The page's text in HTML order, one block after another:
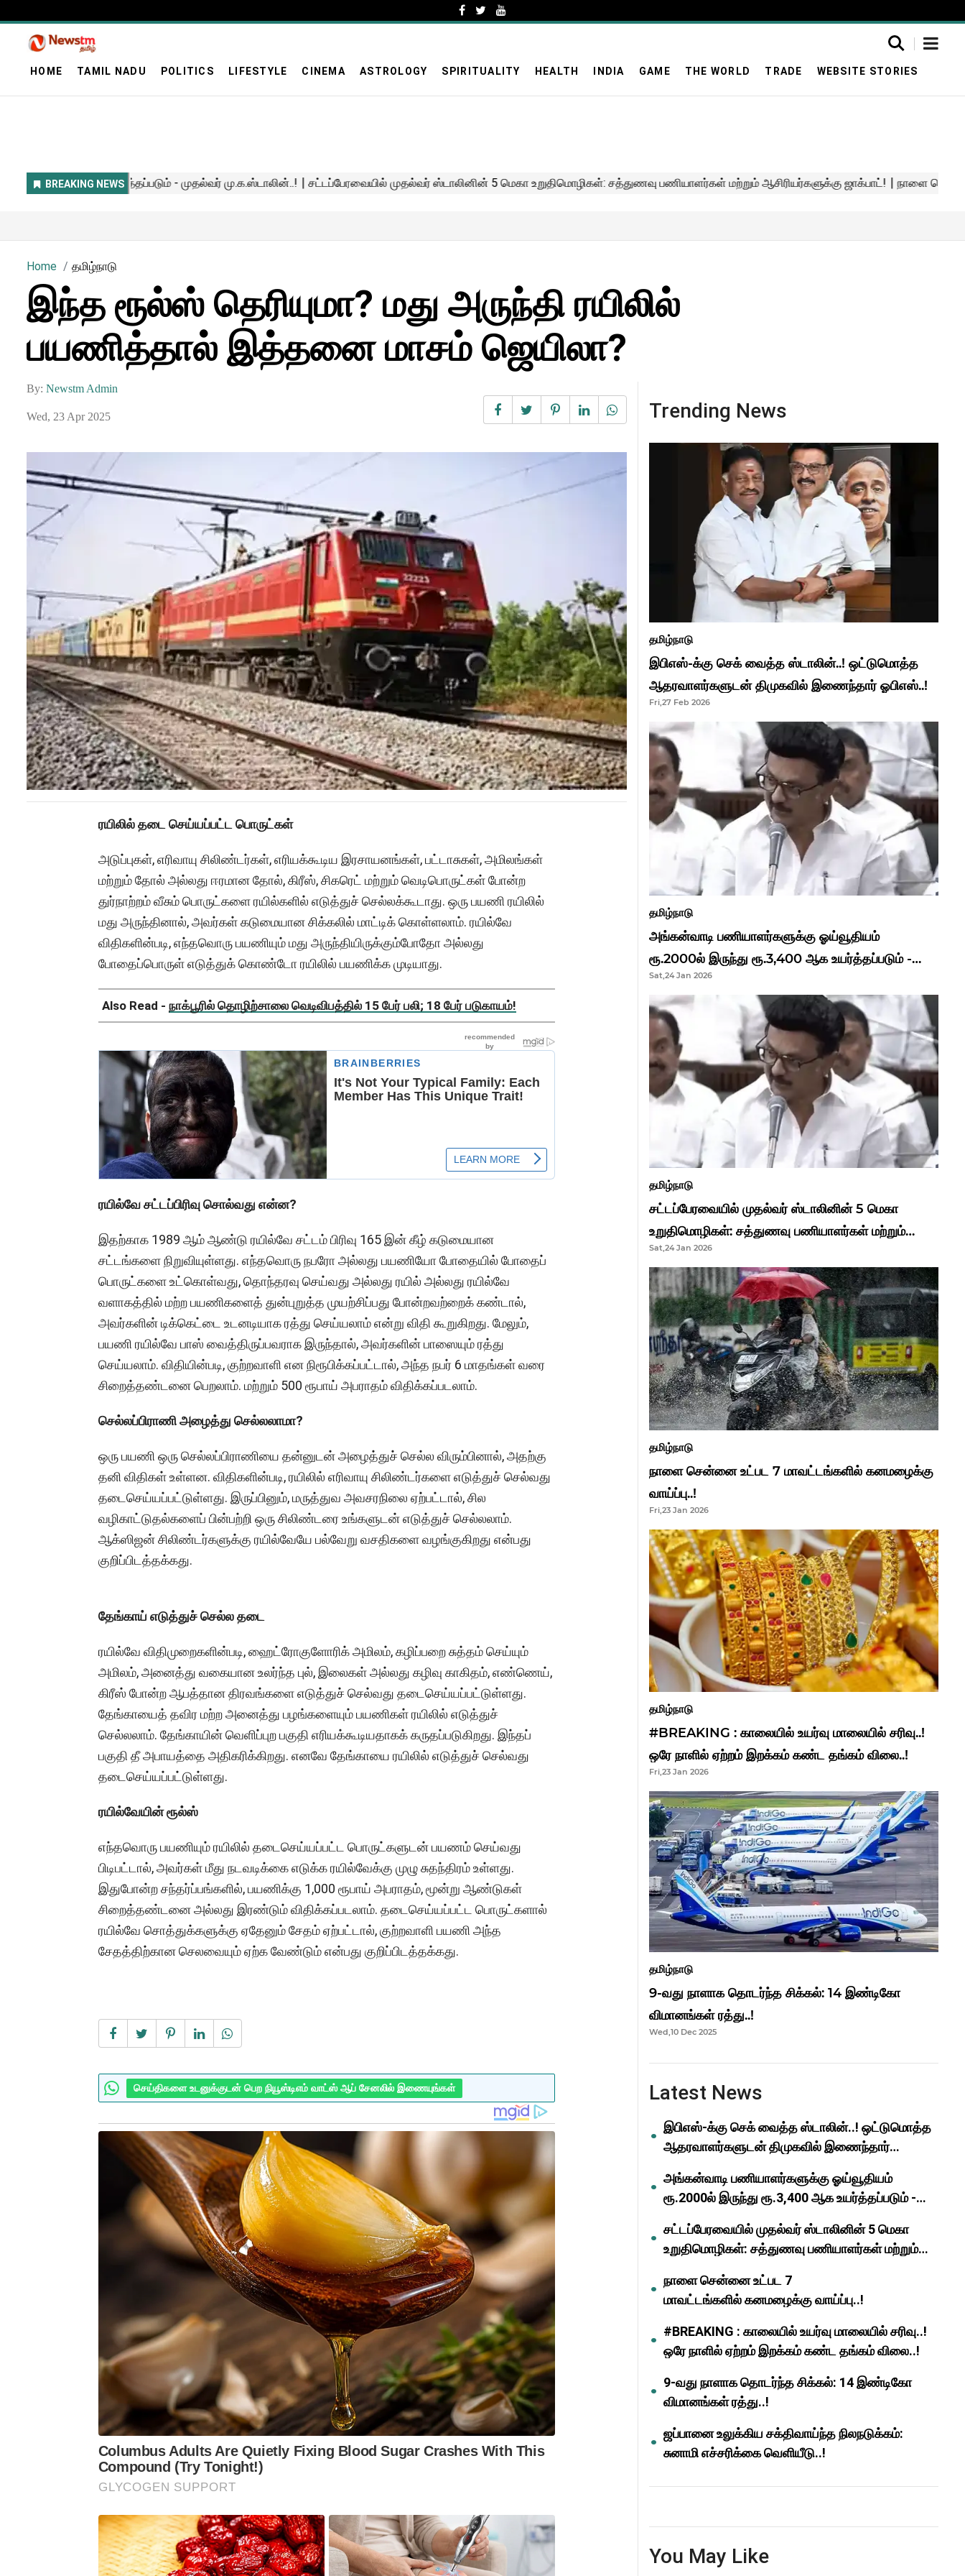
HOME TAMIL NADU POLITICS LIFESTYLE CINEMA ASTROLOGY SPIRITUALITY HEALTH INDIA GAME THE WORLD TRADE WEBSITE STORIES
Home தமிழ்நாடு
இந்த ரூல்ஸ் தெரியுமா? மது அருந்தி ரயிலில்
பயணித்தால் இத்தனை மாசம் ஜெயிலா?
By: Newstm Admin
Wed, 23 Apr 2025
ரயிலில் தடை செய்யப்பட்ட பொருட்கள்
அடுப்புகள், எரிவாயு சிலிண்டர்கள், எரியக்கூடிய இரசாயனங்கள், பட்டாசுகள், அமிலங்கள்
மற்றும் தோல் அல்லது ஈரமான தோல், கிரீஸ், சிகரெட் மற்றும் வெடிபொருட்கள் போன்ற
துர்நாற்றம் வீசும் பொருட்களை ரயில்களில் எடுத்துச் செல்லக்கூடாது. ஒரு பயணி ரயிலில்
மது அருந்தினால், அவர்கள் கடுமையான சிக்கலில் மாட்டிக் கொள்ளலாம். ரயில்வே
விதிகளின்படி, எந்தவொரு பயணியும் மது அருந்தியிருக்கும்போதோ அல்லது
போதைப்பொருள் எடுத்துக் கொண்டோ ரயிலில் பயணிக்க முடியாது.
Also Read - நாக்பூரில் தொழிற்சாலை வெடிவிபத்தில் 15 பேர் பலி; 18 பேர் படுகாயம்!
ரயில்வே சட்டப்பிரிவு சொல்வது என்ன?
இதற்காக 1989 ஆம் ஆண்டு ரயில்வே சட்டம் பிரிவு 165 இன் கீழ் கடுமையான
சட்டங்களை நிறுவியுள்ளது. எந்தவொரு நபரோ அல்லது பயணியோ போதையில் போதைப்
பொருட்களை உட்கொள்வது, தொந்தரவு செய்வது அல்லது ரயில் அல்லது ரயில்வே
வளாகத்தில் மற்ற பயணிகளைத் துன்புறுத்த முயற்சிப்பது போன்றவற்றைக் கண்டால்,
அவர்களின் டிக்கெட்டை உடனடியாக ரத்து செய்யலாம் என்று விதி கூறுகிறது. மேலும்,
பயணி ரயில்வே பாஸ் வைத்திருப்பவராக இருந்தால், அவர்களின் பாஸையும் ரத்து
செய்யலாம். விதியின்படி, குற்றவாளி என நிரூபிக்கப்பட்டால், அந்த நபர் 6 மாதங்கள் வரை
சிறைத்தண்டனை பெறலாம். மற்றும் 500 ரூபாய் அபராதம் விதிக்கப்படலாம்.
செல்லப்பிராணி அழைத்து செல்லலாமா?
ஒரு பயணி ஒரு செல்லப்பிராணியை தன்னுடன் அழைத்துச் செல்ல விரும்பினால், அதற்கு
தனி விதிகள் உள்ளன. விதிகளின்படி, ரயிலில் எரிவாயு சிலிண்டர்களை எடுத்துச் செல்வது
தடைசெய்யப்பட்டுள்ளது. இருப்பினும், மருத்துவ அவசரநிலை ஏற்பட்டால், சில
வழிகாட்டுதல்களைப் பின்பற்றி ஒரு சிலிண்டரை உங்களுடன் எடுத்துச் செல்லலாம்.
ஆக்ஸிஜன் சிலிண்டர்களுக்கு ரயில்வேயே பல்வேறு வசதிகளை வழங்குகிறது என்பது
குறிப்பிடத்தக்கது.
தேங்காய் எடுத்துச் செல்ல தடை
ரயில்வே விதிமுறைகளின்படி, ஹைட்ரோகுளோரிக் அமிலம், கழிப்பறை சுத்தம் செய்யும்
அமிலம், அனைத்து வகையான உலர்ந்த புல், இலைகள் அல்லது கழிவு காகிதம், எண்ணெய்,
கிரீஸ் போன்ற ஆபத்தான திரவங்களை எடுத்துச் செல்வது தடைசெய்யப்பட்டுள்ளது.
தேங்காயைத் தவிர மற்ற அனைத்து பழங்களையும் பயணிகள் ரயிலில் எடுத்துச்
செல்லலாம். தேங்காயின் வெளிப்புற பகுதி எரியக்கூடியதாகக் கருதப்படுகிறது. இந்தப்
பகுதி தீ அபாயத்தை அதிகரிக்கிறது. எனவே தேங்காயை ரயிலில் எடுத்துச் செல்வது
தடைசெய்யப்பட்டுள்ளது.
ரயில்வேயின் ரூல்ஸ்
எந்தவொரு பயணியும் ரயிலில் தடைசெய்யப்பட்ட பொருட்களுடன் பயணம் செய்வது
பிடிபட்டால், அவர்கள் மீது நடவடிக்கை எடுக்க ரயில்வேக்கு முழு சுதந்திரம் உள்ளது.
இதுபோன்ற சந்தர்ப்பங்களில், பயணிக்கு 1,000 ரூபாய் அபராதம், மூன்று ஆண்டுகள்
சிறைத்தண்டனை அல்லது இரண்டும் விதிக்கப்படலாம். தடைசெய்யப்பட்ட பொருட்களால்
ரயில்வே சொத்துக்களுக்கு ஏதேனும் சேதம் ஏற்பட்டால், குற்றவாளி பயணி அந்த
சேதத்திற்கான செலவையும் ஏற்க வேண்டும் என்பது குறிப்பிடத்தக்கது.
செய்திகளை உடனுக்குடன் பெற நியூஸ்டிஎம் வாட்ஸ் ஆப் சேனலில் இணையுங்கள்
Trending News
தமிழ்நாடு
இபிஎஸ்-க்கு செக் வைத்த ஸ்டாலின்..! ஒட்டுமொத்த
ஆதரவாளர்களுடன் திமுகவில் இணைந்தார் ஓபிஎஸ்..!
Fri,27 Feb 2026
தமிழ்நாடு
அங்கன்வாடி பணியாளர்களுக்கு ஓய்வூதியம்
ரூ.2000ல் இருந்து ரூ.3,400 ஆக உயர்த்தப்படும் -
முதல்வர் மு.க.ஸ்டாலின்..!
Sat,24 Jan 2026
தமிழ்நாடு
சட்டப்பேரவையில் முதல்வர் ஸ்டாலினின் 5 மெகா
உறுதிமொழிகள்: சத்துணவு பணியாளர்கள் மற்றும்
ஆசிரியர்களுக்கு ஜாக்பாட்!
Sat,24 Jan 2026
தமிழ்நாடு
நாளை சென்னை உட்பட 7 மாவட்டங்களில் கனமழைக்கு
வாய்ப்பு..!
Fri,23 Jan 2026
தமிழ்நாடு
#BREAKING : காலையில் உயர்வு மாலையில் சரிவு..!
ஒரே நாளில் ஏற்றம் இறக்கம் கண்ட தங்கம் விலை..!
Fri,23 Jan 2026
தமிழ்நாடு
9-வது நாளாக தொடர்ந்த சிக்கல்: 14 இண்டிகோ
விமானங்கள் ரத்து..!
Wed,10 Dec 2025
Latest News
இபிஎஸ்-க்கு செக் வைத்த ஸ்டாலின்..! ஒட்டுமொத்த
ஆதரவாளர்களுடன் திமுகவில் இணைந்தார்
அங்கன்வாடி பணியாளர்களுக்கு ஓய்வூதியம்
ரூ.2000ல் இருந்து ரூ.3,400 ஆக உயர்த்தப்படும் -
சட்டப்பேரவையில் முதல்வர் ஸ்டாலினின் 5 மெகா
உறுதிமொழிகள்: சத்துணவு பணியாளர்கள் மற்றும்
நாளை சென்னை உட்பட 7
மாவட்டங்களில் கனமழைக்கு வாய்ப்பு..!
#BREAKING : காலையில் உயர்வு மாலையில் சரிவு..!
ஒரே நாளில் ஏற்றம் இறக்கம் கண்ட தங்கம் விலை..!
9-வது நாளாக தொடர்ந்த சிக்கல்: 14 இண்டிகோ
விமானங்கள் ரத்து..!
ஜப்பானை உலுக்கிய சக்திவாய்ந்த நிலநடுக்கம்:
சுனாமி எச்சரிக்கை வெளியீடு..!
You May Like